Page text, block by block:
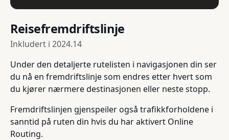
Reisefremdriftslinje
Inkludert i 2024.14
Under den detaljerte rutelisten i navigasjonen din ser
du nå en fremdriftslinje som endres etter hvert som
du kjører nærmere destinasjonen eller neste stopp.
Fremdriftslinjen gjenspeiler også trafikkforholdene i
sanntid på ruten din hvis du har aktivert Online
Routing.